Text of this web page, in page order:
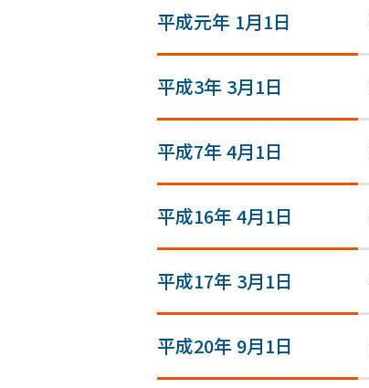
平成元年 1月1日
平成3年 3月1日
平成7年 4月1日
平成16年 4月1日
平成17年 3月1日
平成20年 9月1日